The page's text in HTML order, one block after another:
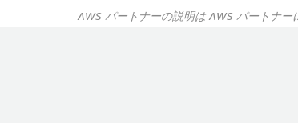
AWS パートナーの説明は AWS パートナー